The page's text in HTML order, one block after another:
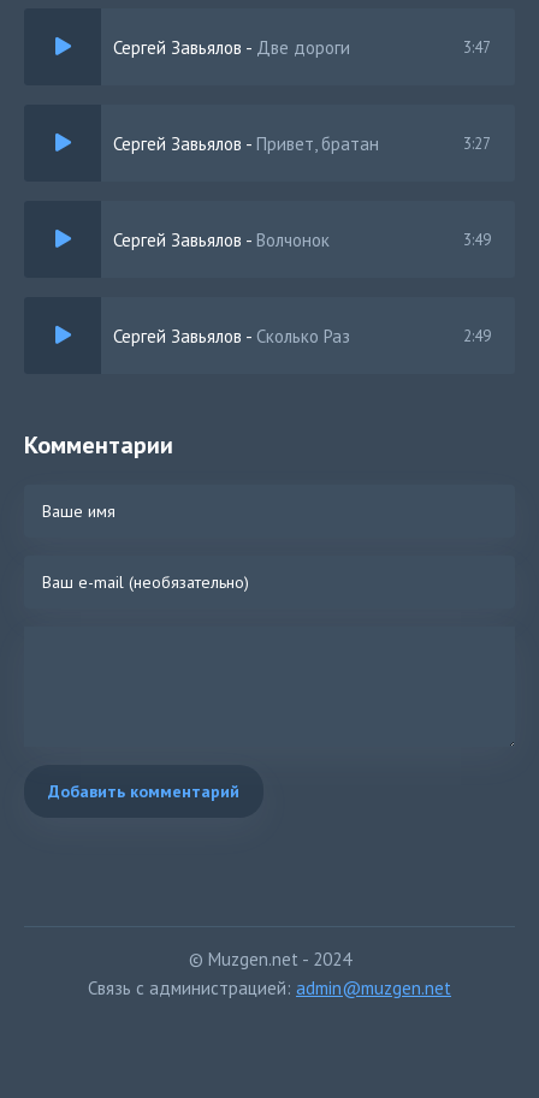
Сергей Завьялов - Две дороги 3:47
Сергей Завьялов - Привет, братан 3:27
Сергей Завьялов - Волчонок 3:49
Сергей Завьялов - Сколько Раз 2:49
Комментарии
Добавить комментарий
© Muzgen.net - 2024
Связь с администрацией: admin@muzgen.net